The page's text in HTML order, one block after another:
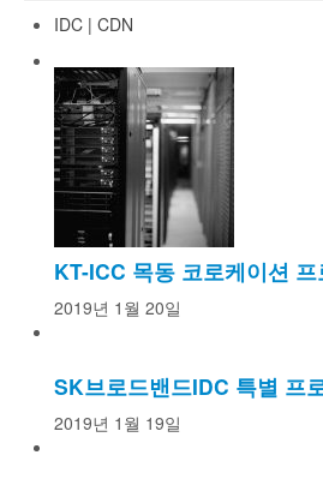
IDC | CDN
KT-ICC 목동 코로케이션
2019년 1월 20일
SK브로드밴드IDC 특별 프
2019년 1월 19일